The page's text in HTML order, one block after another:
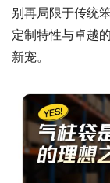
别再局限于传统
定制特性与卓越
新宠。